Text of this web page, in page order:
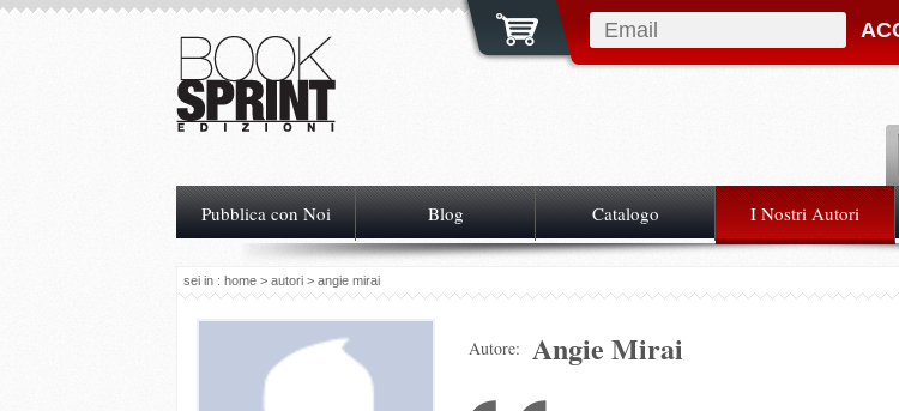
Pubblica con Noi Blog Catalogo I Nostri Autori
sei in : home > autori > angie mirai
Autore: Angie Mirai